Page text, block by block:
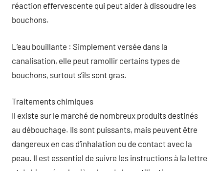
réaction effervescente qui peut aider à dissoudre les
bouchons.
L’eau bouillante : Simplement versée dans la
canalisation, elle peut ramollir certains types de
bouchons, surtout s’ils sont gras.
Traitements chimiques
Il existe sur le marché de nombreux produits destinés
au débouchage. Ils sont puissants, mais peuvent être
dangereux en cas d’inhalation ou de contact avec la
peau. Il est essentiel de suivre les instructions à la lettre